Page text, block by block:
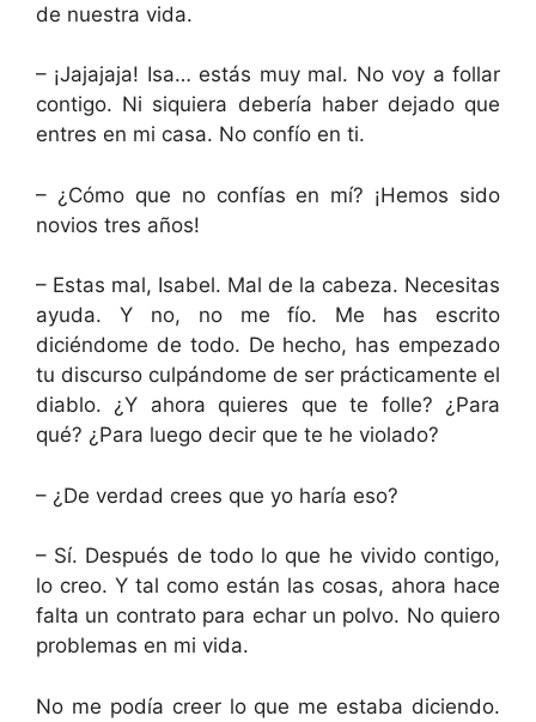
de nuestra vida.
– ¡Jajajaja! Isa… estás muy mal. No voy a follar
contigo. Ni siquiera debería haber dejado que
entres en mi casa. No confío en ti.
– ¿Cómo que no confías en mí? ¡Hemos sido
novios tres años!
– Estas mal, Isabel. Mal de la cabeza. Necesitas
ayuda. Y no, no me fío. Me has escrito
diciéndome de todo. De hecho, has empezado
tu discurso culpándome de ser prácticamente el
diablo. ¿Y ahora quieres que te folle? ¿Para
qué? ¿Para luego decir que te he violado?
– ¿De verdad crees que yo haría eso?
– Sí. Después de todo lo que he vivido contigo,
lo creo. Y tal como están las cosas, ahora hace
falta un contrato para echar un polvo. No quiero
problemas en mi vida.
No me podía creer lo que me estaba diciendo.